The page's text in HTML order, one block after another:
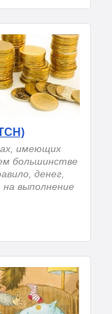
имеющих
большинстве
денег,
выполнение